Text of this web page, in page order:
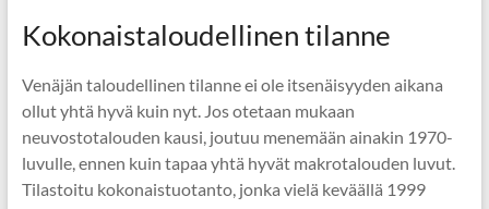
Kokonaistaloudellinen tilanne
Venäjän taloudellinen tilanne ei ole itsenäisyyden aikana
ollut yhtä hyvä kuin nyt. Jos otetaan mukaan
neuvostotalouden kausi, joutuu menemään ainakin 1970-
luvulle, ennen kuin tapaa yhtä hyvät makrotalouden luvut.
Tilastoitu kokonaistuotanto, jonka vielä keväällä 1999